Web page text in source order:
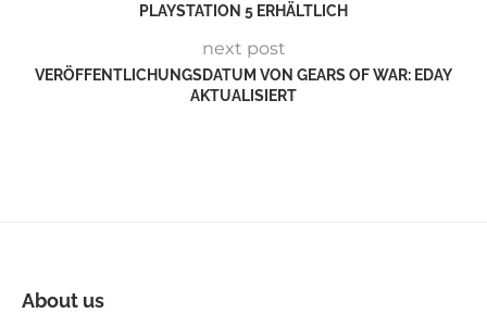
PLAYSTATION 5 ERHÄLTLICH
next post
VERÖFFENTLICHUNGSDATUM VON GEARS OF WAR: EDAY
AKTUALISIERT
About us